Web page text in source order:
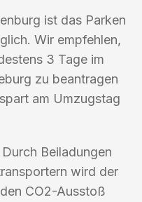
ist das Parken
Wir empfehlen,
3 Tage im
zu beantragen
am Umzugstag
Beiladungen
wird der
CO2-Ausstoß